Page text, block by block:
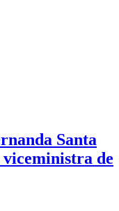
Santa
viceministra de